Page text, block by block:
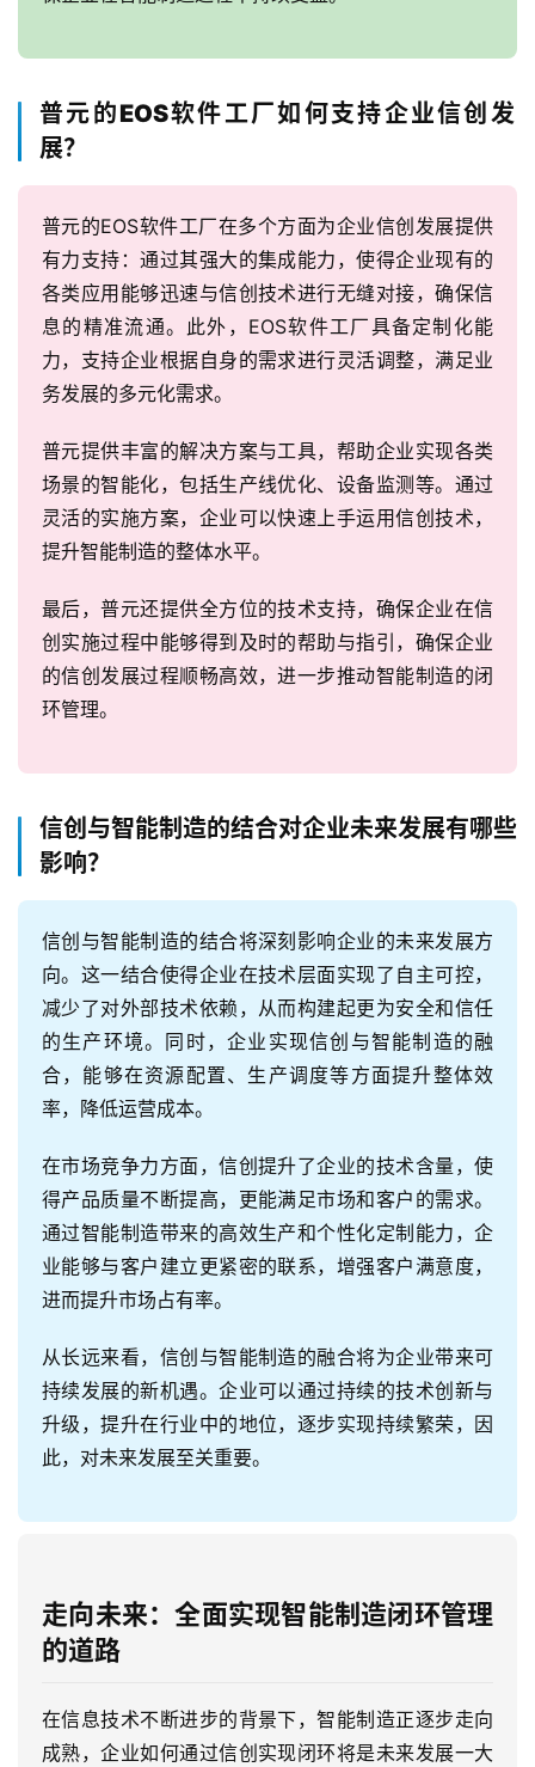
普元的EOS软件工厂如何支持企业信创发
展？
普元的EOS软件工厂在多个方面为企业信创发展提供
有力支持：通过其强大的集成能力，使得企业现有的
各类应用能够迅速与信创技术进行无缝对接，确保信
息的精准流通。此外，EOS软件工厂具备定制化能
力，支持企业根据自身的需求进行灵活调整，满足业
务发展的多元化需求。
普元提供丰富的解决方案与工具，帮助企业实现各类
场景的智能化，包括生产线优化、设备监测等。通过
灵活的实施方案，企业可以快速上手运用信创技术，
提升智能制造的整体水平。
最后，普元还提供全方位的技术支持，确保企业在信
创实施过程中能够得到及时的帮助与指引，确保企业
的信创发展过程顺畅高效，进一步推动智能制造的闭
环管理。
信创与智能制造的结合对企业未来发展有哪些
影响？
信创与智能制造的结合将深刻影响企业的未来发展方
向。这一结合使得企业在技术层面实现了自主可控，
减少了对外部技术依赖，从而构建起更为安全和信任
的生产环境。同时，企业实现信创与智能制造的融
合，能够在资源配置、生产调度等方面提升整体效
率，降低运营成本。
在市场竞争力方面，信创提升了企业的技术含量，使
得产品质量不断提高，更能满足市场和客户的需求。
通过智能制造带来的高效生产和个性化定制能力，企
业能够与客户建立更紧密的联系，增强客户满意度，
进而提升市场占有率。
从长远来看，信创与智能制造的融合将为企业带来可
持续发展的新机遇。企业可以通过持续的技术创新与
升级，提升在行业中的地位，逐步实现持续繁荣，因
此，对未来发展至关重要。
走向未来：全面实现智能制造闭环管理
的道路
在信息技术不断进步的背景下，智能制造正逐步走向
成熟，企业如何通过信创实现闭环将是未来发展一大